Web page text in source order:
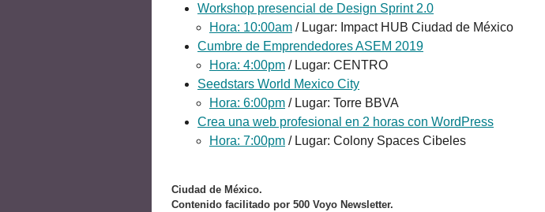
Workshop presencial de Design Sprint 2.0
Hora: 10:00am / Lugar: Impact HUB Ciudad de México
Cumbre de Emprendedores ASEM 2019
Hora: 4:00pm / Lugar: CENTRO
Seedstars World Mexico City
Hora: 6:00pm / Lugar: Torre BBVA
Crea una web profesional en 2 horas con WordPress
Hora: 7:00pm / Lugar: Colony Spaces Cibeles
Ciudad de México.
Contenido facilitado por 500 Voyo Newsletter.